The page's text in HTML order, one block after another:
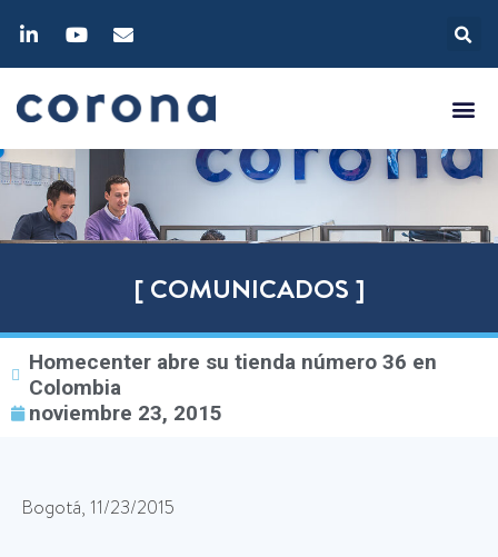
[ COMUNICADOS ]
Homecenter abre su tienda número 36 en
Colombia
noviembre 23, 2015
Bogotá, 11/23/2015